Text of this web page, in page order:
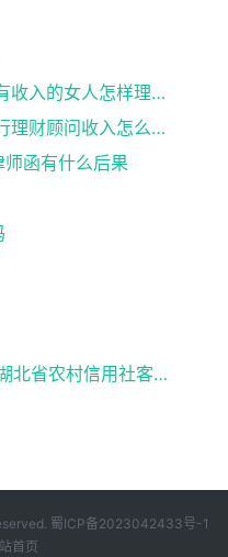
女人没收入的下场是什么 没有收入的女人怎样理财
银行理财顾问是做什么的 银行理财顾问收入怎么样
函有什么后果
臻有钱逾期多久会打联系人_湖北省农村信用社客服电话,零钱通限额人工客服电话
蜀ICP备2023042433号-1
首页